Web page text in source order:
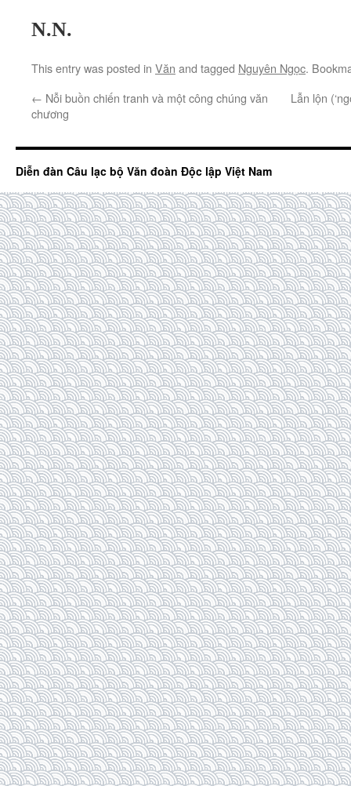
N.N.
This entry was posted in Văn and tagged Nguyên Ngọc.
← Nỗi buồn chiến tranh và một công chúng văn
chương
Lẫn lộn
Diễn đàn Câu lạc bộ Văn đoàn Độc lập Việt Nam